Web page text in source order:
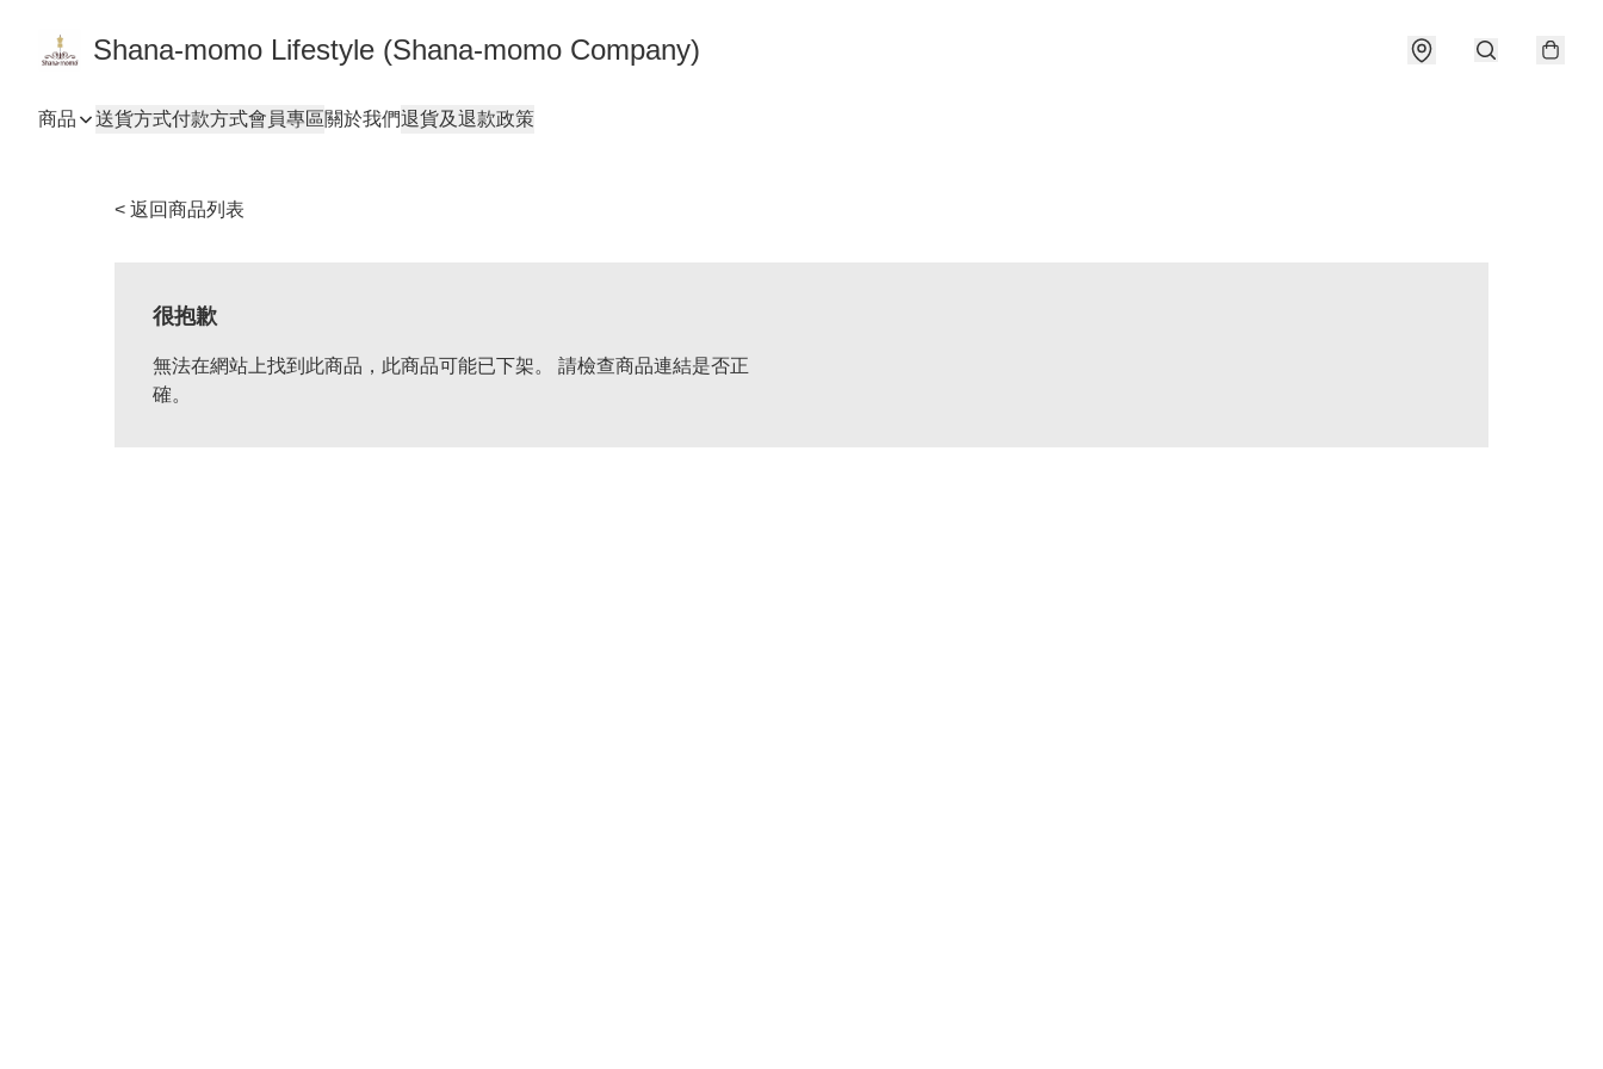
Shana-momo Lifestyle (Shana-momo Company)
商品 送貨方式付款方式會員專區關於我們退貨及退款政策
< 返回商品列表
很抱歉
無法在網站上找到此商品，此商品可能已下架。 請檢查商品連結是否正
確。